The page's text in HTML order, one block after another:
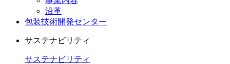
沿革
包装技術開発センター
サステナビリティ
サステナビリティ